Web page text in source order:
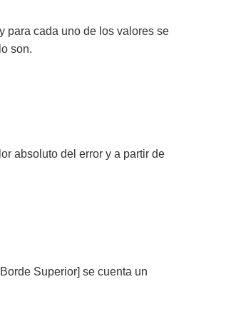
para cada uno de los valores se
son.
absoluto del error y a partir de
Superior] se cuenta un